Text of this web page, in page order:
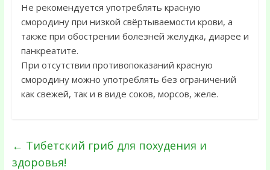
Не рекомендуется употреблять красную
смородину при низкой свёртываемости крови, а
также при обострении болезней желудка, диарее и
панкреатите.
При отсутствии противопоказаний красную
смородину можно употреблять без ограничений
как свежей, так и в виде соков, морсов, желе.
← Тибетский гриб для похудения и
здоровья!